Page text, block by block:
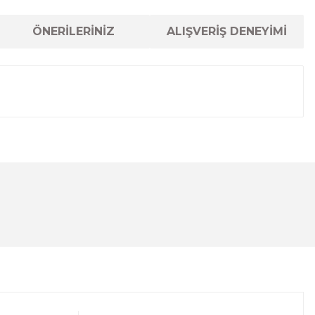
ÖNERİLERİNİZ ALIŞVERİŞ DENEYİMİ